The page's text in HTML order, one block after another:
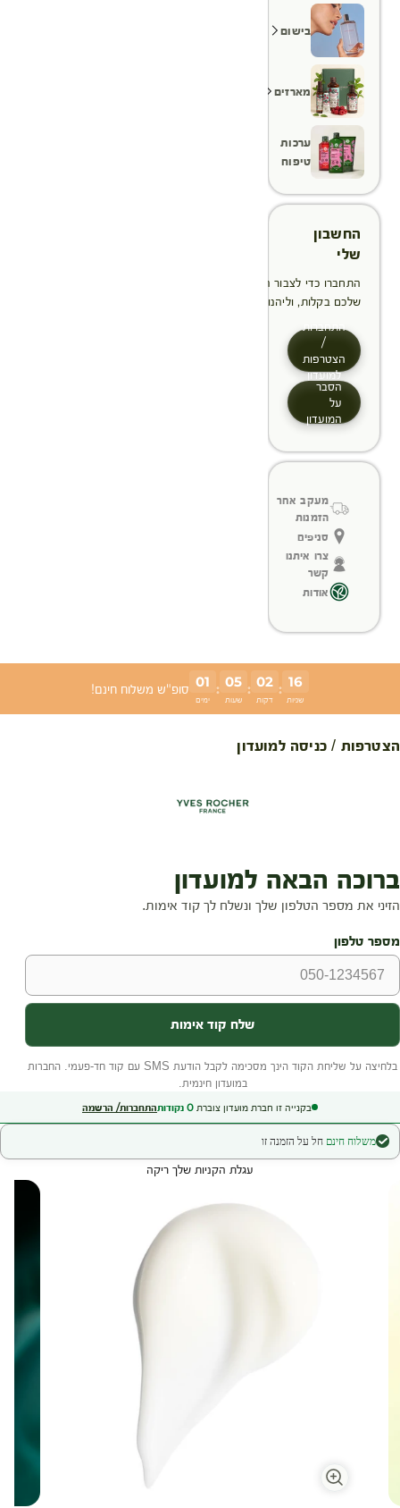
בישום
מארזים
ערכות
טיפוח
החשבון
שלי
התחברו כדי לצבור הטבות, לנהל ולעקוב אחר ההזמנות
שלכם בקלות, וליהנות מתהליך תשלום מהיר יותר
התחברות
/
הצטרפות
למועדון
הסבר
על
המועדון
מעקב אחר
הזמנות
סניפים
צרו איתנו
קשר
אודות
01
ימים
: 05
שעות
: 02
דקות
: 16
שניות
סופ"ש משלוח חינם!
הצטרפות / כניסה למועדון
בקנייה זו חברת מועדון צוברת 0 נקודותהתחברות/ הרשמה
משלוח חינם חל על הזמנה זו
עגלת הקניות שלך ריקה